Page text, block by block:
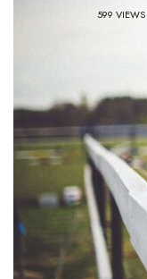
599 VIEWS